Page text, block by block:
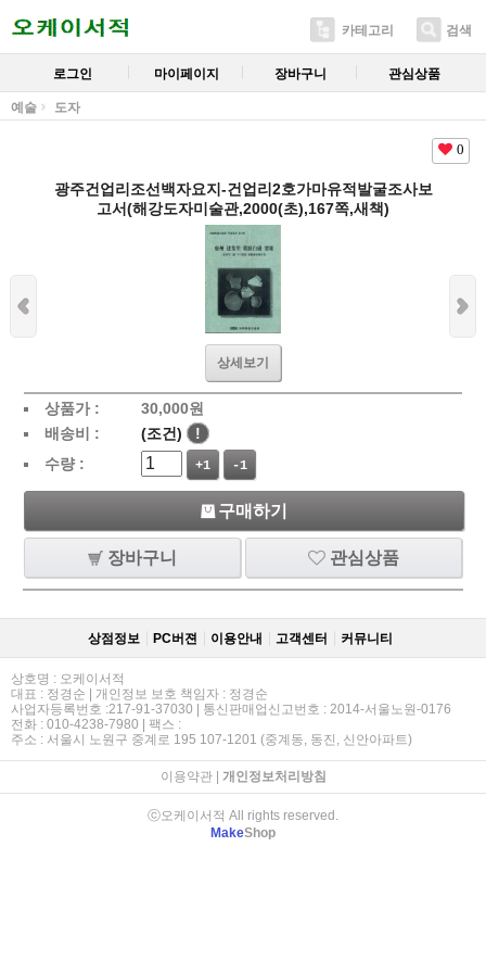
카테고리 검색
로그인 마이페이지 장바구니 관심상품
예술 도자
0
광주건업리조선백자요지-건업리2호가마유적발굴조사보
고서(해강도자미술관,2000(초),167쪽,새책)
상세보기
상품가 : 30,000원
배송비 :
(조건)
!
수량 :
+1 -1
구매하기
장바구니 관심상품
상점정보 PC버젼 이용안내 고객센터 커뮤니티
상호명 : 오케이서적
대표 : 정경순 | 개인정보 보호 책임자 : 정경순
사업자등록번호 :217-91-37030 | 통신판매업신고번호 : 2014-서울노원-0176
전화 : 010-4238-7980 | 팩스 :
주소 : 서울시 노원구 중계로 195 107-1201 (중계동, 동진, 신안아파트)
이용약관| 개인정보처리방침
ⓒ오케이서적 All rights reserved.
MakeShop